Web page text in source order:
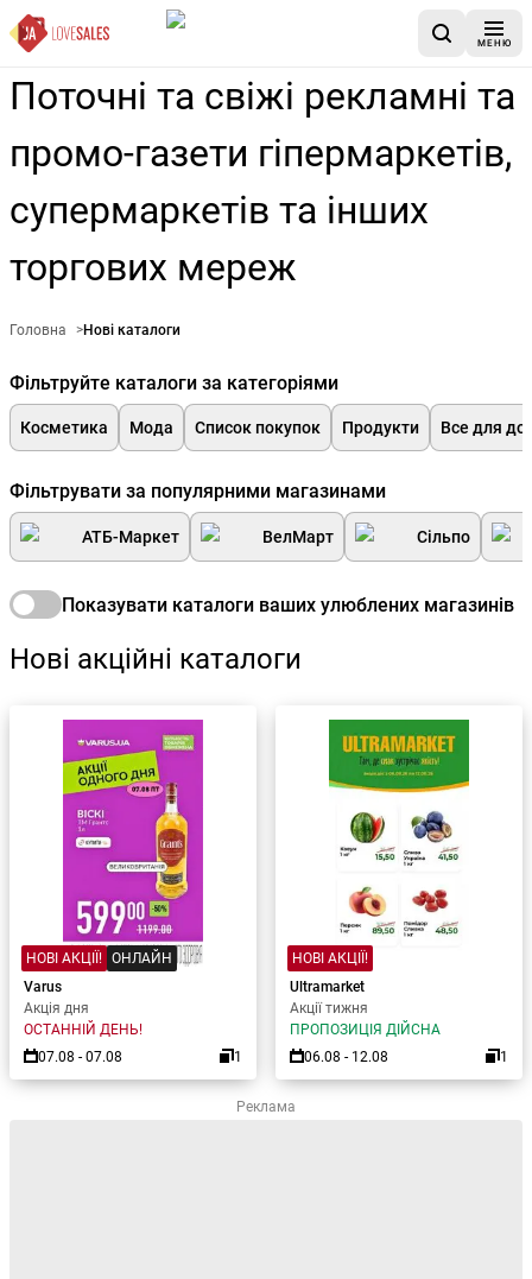
МЕНЮ
Поточні та свіжі рекламні та
промо-газети гіпермаркетів,
супермаркетів та інших
торгових мереж
Головна >Нові каталоги
Фільтруйте каталоги за категоріями
Косметика Мода Список покупок Продукти Все для
Фільтрувати за популярними магазинами
АТБ-Маркет ВелМарт Сільпо
Показувати каталоги ваших улюблених магазинів
Нові акційні каталоги
НОВІ АКЦІЇ! ОНЛАЙН
Varus
Акція дня
ОСТАННІЙ ДЕНЬ!
07.08 - 07.08
1
НОВІ АКЦІЇ!
Ultramarket
Акції тижня
ПРОПОЗИЦІЯ ДІЙСНА
06.08 - 12.08
1
Реклама